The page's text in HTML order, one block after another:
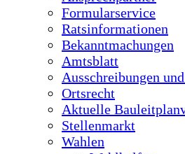
Formularservice
Ratsinformationen
Bekanntmachungen
Amtsblatt
Ausschreibungen
Ortsrecht
Aktuelle
Stellenmarkt
Wahlen